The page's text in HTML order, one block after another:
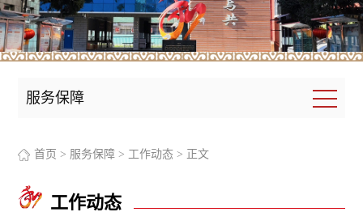
服务保障
首页 > 服务保障 > 工作动态 > 正文
工作动态